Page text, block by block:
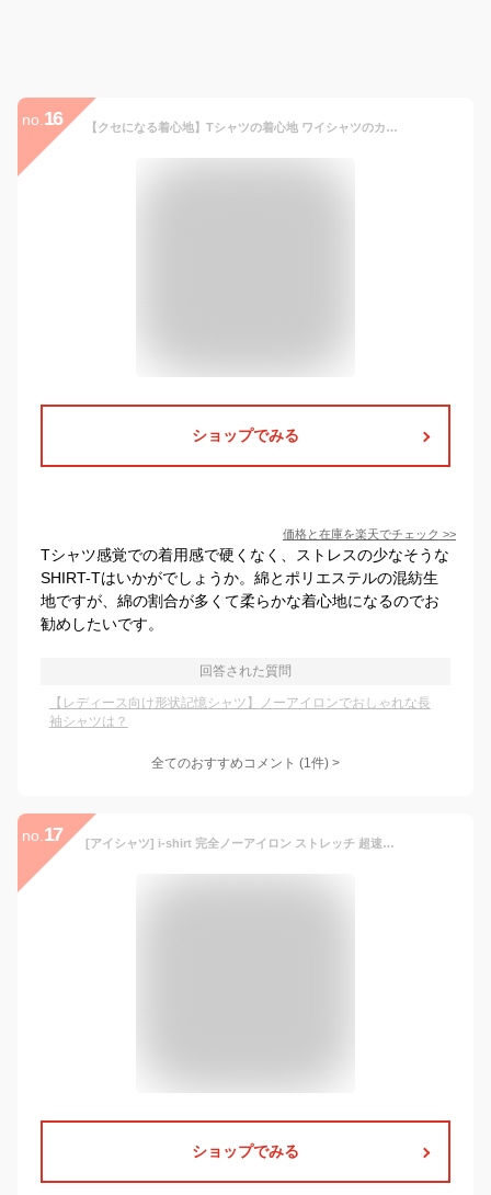
no. 16 【クセになる着心地】Tシャツの着心地 ワイシャツのカタチ ワイシャツ レディース ブラウス ニットシャツ 長袖 ノーアイロン 形態安定 ニット ストレッチ オフィス テレワーク クールビズ 軽い着心地 Tシャツ感覚で着られる SHIRT-T レギュラーカラー
ショップでみる
価格と在庫を楽天でチェック >>
Tシャツ感覚での着用感で硬くなく、ストレスの少なそうな
SHIRT-Tはいかがでしょうか。綿とポリエステルの混紡生
地ですが、綿の割合が多くて柔らかな着心地になるのでお
勧めしたいです。
回答された質問
【レディース向け形状記憶シャツ】ノーアイロンでおしゃれな長
袖シャツは？
全てのおすすめコメント (1件) >
no. 17 [アイシャツ] i-shirt 完全ノーアイロン ストレッチ 超速乾 スリムフィット 長袖 アイシャツ ワイシャツ メンズ ノンアイロン 002 ホワイト レギュラーカラー 無地 M15120002401 M80(首回り39cm×裄丈80cm)
ショップでみる